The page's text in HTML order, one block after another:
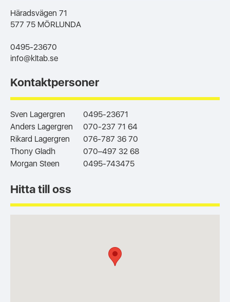
Häradsvägen 71
577 75 MÖRLUNDA
0495-23670
info@kltab.se
Kontaktpersoner
Sven Lagergren
0495-23671
Anders Lagergren
070-237 71 64
Rikard Lagergren
076-787 36 70
Thony Gladh
070–497 32 68
Morgan Steen
0495-743475
Hitta till oss